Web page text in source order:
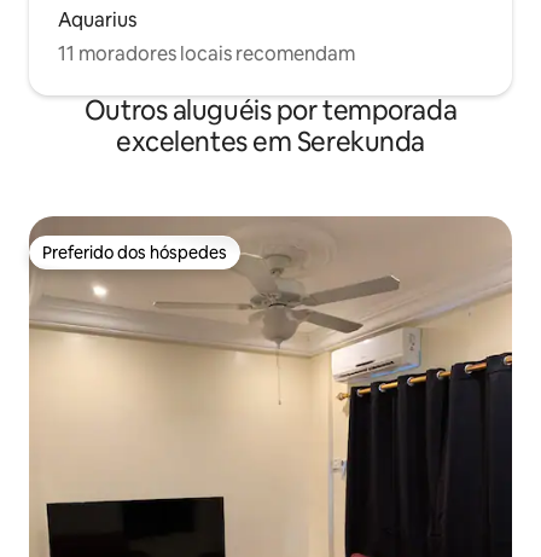
Aquarius
11 moradores locais recomendam
Outros aluguéis por temporada
excelentes em Serekunda
Preferido dos hóspedes
Preferido dos hóspedes